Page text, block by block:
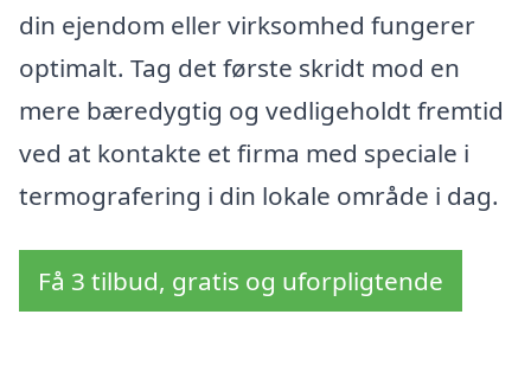
din ejendom eller virksomhed fungerer
optimalt. Tag det første skridt mod en
mere bæredygtig og vedligeholdt fremtid
ved at kontakte et firma med speciale i
termografering i din lokale område i dag.
Få 3 tilbud, gratis og uforpligtende